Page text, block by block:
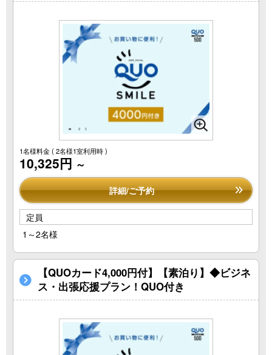
1名様料金( 2名様1室利用時 )
10,325円 ～
詳細/ご予約
定員
1～2名様
【QUOカード4,000円付】【素泊り】◆ビジネ
ス・出張応援プラン！QUO付き